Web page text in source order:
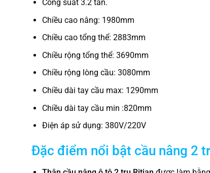
Công suất 3.2 tấn.
Chiều cao nâng: 1980mm
Chiều cao tổng thể: 2883mm
Chiều rộng tổng thể: 3690mm
Chiều rộng lòng cầu: 3080mm
Chiều dài tay cầu max: 1290mm
Chiều dài tay cầu min :820mm
Điện áp sử dụng: 380V/220V
Đặc điểm nổi bật cầu nâng 2